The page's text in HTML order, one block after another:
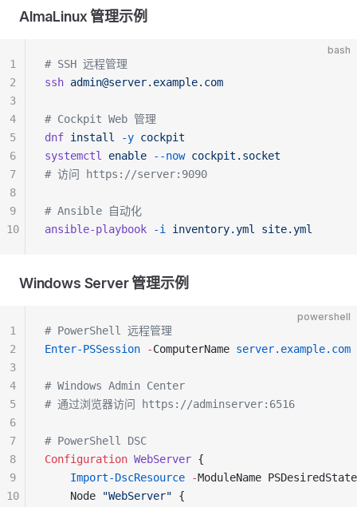
AlmaLinux 管理示例
bash
# SSH 远程管理
ssh admin@server.example.com
# Cockpit Web 管理
dnf install -y cockpit
systemctl
enable --now cockpit.socket
# 访问 https://server:9090
# Ansible 自动化
ansible-playbook -i inventory.yml site.yml
1
2
3
4
5
6
7
8
9
10
Windows Server 管理示例
powershell
# PowerShell 远程管理
Enter-PSSession -ComputerName server.example.com
# Windows Admin Center
# 通过浏览器访问 https://adminserver:6516
# PowerShell DSC
Configuration WebServer {
    Import-DscResource
-ModuleName
    Node
"WebServer" {
1
2
3
4
5
6
7
8
9
10